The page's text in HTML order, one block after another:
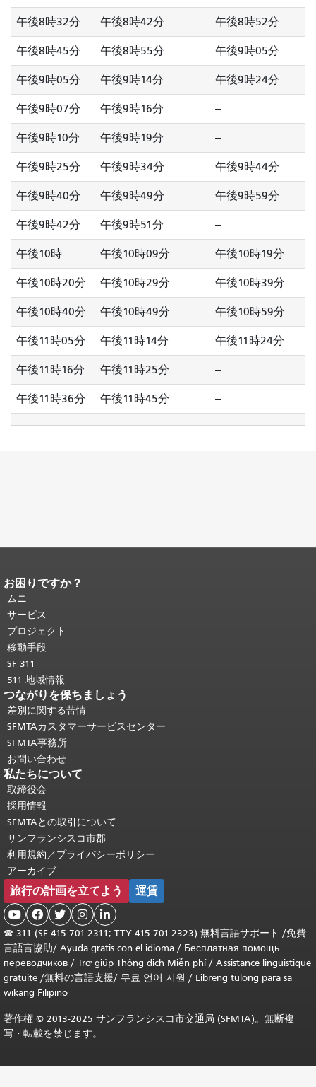
午後8時32分 午後8時42分 午後8時52分
午後8時45分 午後8時55分 午後9時05分
午後9時05分 午後9時14分 午後9時24分
午後9時07分 午後9時16分 --
午後9時10分 午後9時19分 --
午後9時25分 午後9時34分 午後9時44分
午後9時40分 午後9時49分 午後9時59分
午後9時42分 午後9時51分 --
午後10時 午後10時09分 午後10時19分
午後10時20分 午後10時29分 午後10時39分
午後10時40分 午後10時49分 午後10時59分
午後11時05分 午後11時14分 午後11時24分
午後11時16分 午後11時25分 --
午後11時36分 午後11時45分 --
ページコンテンツの終わり。
ジの残りの部分はすべてのページで繰
り返されます。
頭に戻る。
お困りですか？
ムニ
サービス
プロジェクト
移動手段
SF 311
511 地域情報
つながりを保ちましょう
差別に関する苦情
SFMTAカスタマーサービスセンター
SFMTA事務所
お問い合わせ
私たちについて
取締役会
採用情報
SFMTAとの取引について
サンフランシスコ市郡
利用規約／プライバシーポリシー
アーカイブ
旅行の計画を立てよう 運賃
    
☎ 311 (SF 415.701.2311; TTY 415.701.2323) 無料言語サポート /免費
言語言協助/ Ayuda gratis con el idioma / Бесплатная помощь
переводчиков / Trợ giúp Thông dịch Miễn phí/ Assistance linguistique
gratuite /無料の言語支援/ 무료 언어 지원 / Libreng tulong para sa
wikang Filipino
著作権 © 2013-2025 サンフランシスコ市交通局 (SFMTA)。無断複
写・転載を禁じます。